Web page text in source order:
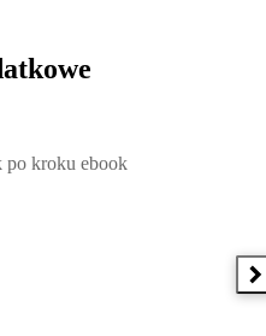
ebook, Patrycja Kubiesa -
kroku ebook